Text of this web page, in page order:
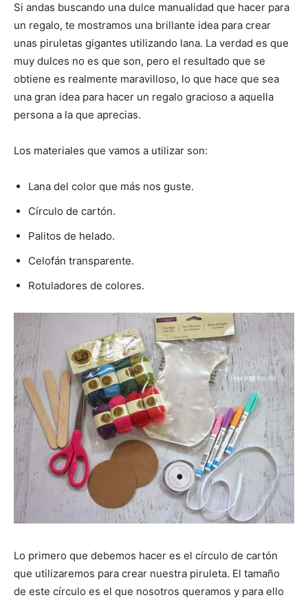
Si andas buscando una dulce manualidad que hacer para
un regalo, te mostramos una brillante idea para crear
unas piruletas gigantes utilizando lana. La verdad es que
muy dulces no es que son, pero el resultado que se
obtiene es realmente maravilloso, lo que hace que sea
una gran idea para hacer un regalo gracioso a aquella
persona a la que aprecias.
Los materiales que vamos a utilizar son:
Lana del color que más nos guste.
Círculo de cartón.
Palitos de helado.
Celofán transparente.
Rotuladores de colores.
Lo primero que debemos hacer es el círculo de cartón
que utilizaremos para crear nuestra piruleta. El tamaño
de este círculo es el que nosotros queramos y para ello